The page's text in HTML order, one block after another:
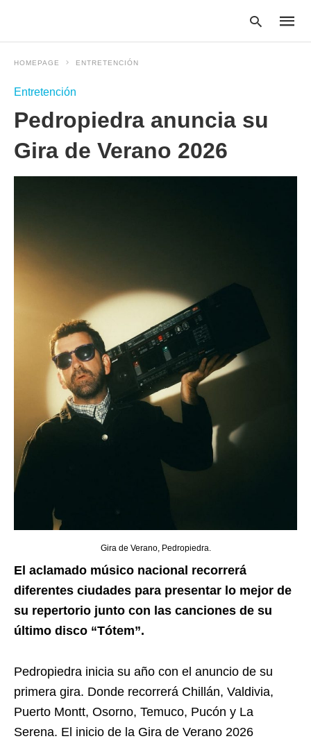
enter:
HOMEPAGE ENTRETENCIÓN
Entretención
Pedropiedra anuncia su
Gira de Verano 2026
Gira de Verano, Pedropiedra.
El aclamado músico nacional recorrerá
diferentes ciudades para presentar lo mejor de
su repertorio junto con las canciones de su
último disco “Tótem”.
Pedropiedra inicia su año con el anuncio de su
primera gira. Donde recorrerá Chillán, Valdivia,
Puerto Montt, Osorno, Temuco, Pucón y La
Serena. El inicio de la Gira de Verano 2026